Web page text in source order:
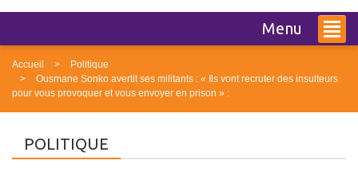
Menu
Accueil
Politique
Ousmane Sonko avertit ses militants : « Ils vont recruter des insulteurs
pour vous provoquer et vous envoyer en prison » :
POLITIQUE